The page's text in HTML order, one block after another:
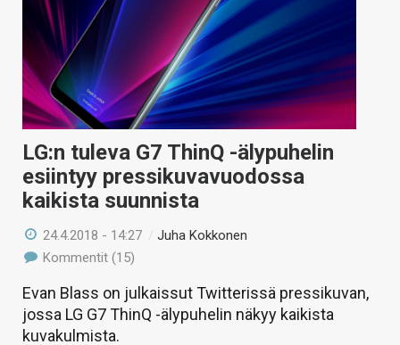
LG:n tuleva G7 ThinQ -älypuhelin
esiintyy pressikuvavuodossa
kaikista suunnista
24.4.2018 - 14:27 /Juha Kokkonen
Kommentit (15)
Evan Blass on julkaissut Twitterissä pressikuvan,
jossa LG G7 ThinQ -älypuhelin näkyy kaikista
kuvakulmista.